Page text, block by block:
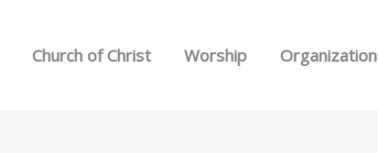
Church of Christ Worship Organization